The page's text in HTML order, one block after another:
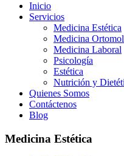
Inicio
Servicios
Medicina Estética
Medicina
Medicina Laboral
Psicología
Estética
Nutrición y
Quienes Somos
Contáctenos
Blog
Medicina Estética